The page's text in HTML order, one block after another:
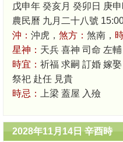
戊申年 癸亥月 癸卯日 庚
農民曆 九月二十八號
沖： 沖虎， 煞方： 煞南，
星神： 天兵 喜神 司命 左輔
時宜： 祈福 求嗣 訂婚 嫁
祭祀 赴任 見貴
時忌：
上梁 蓋屋 入殮
2028年11月14日 辛酉時